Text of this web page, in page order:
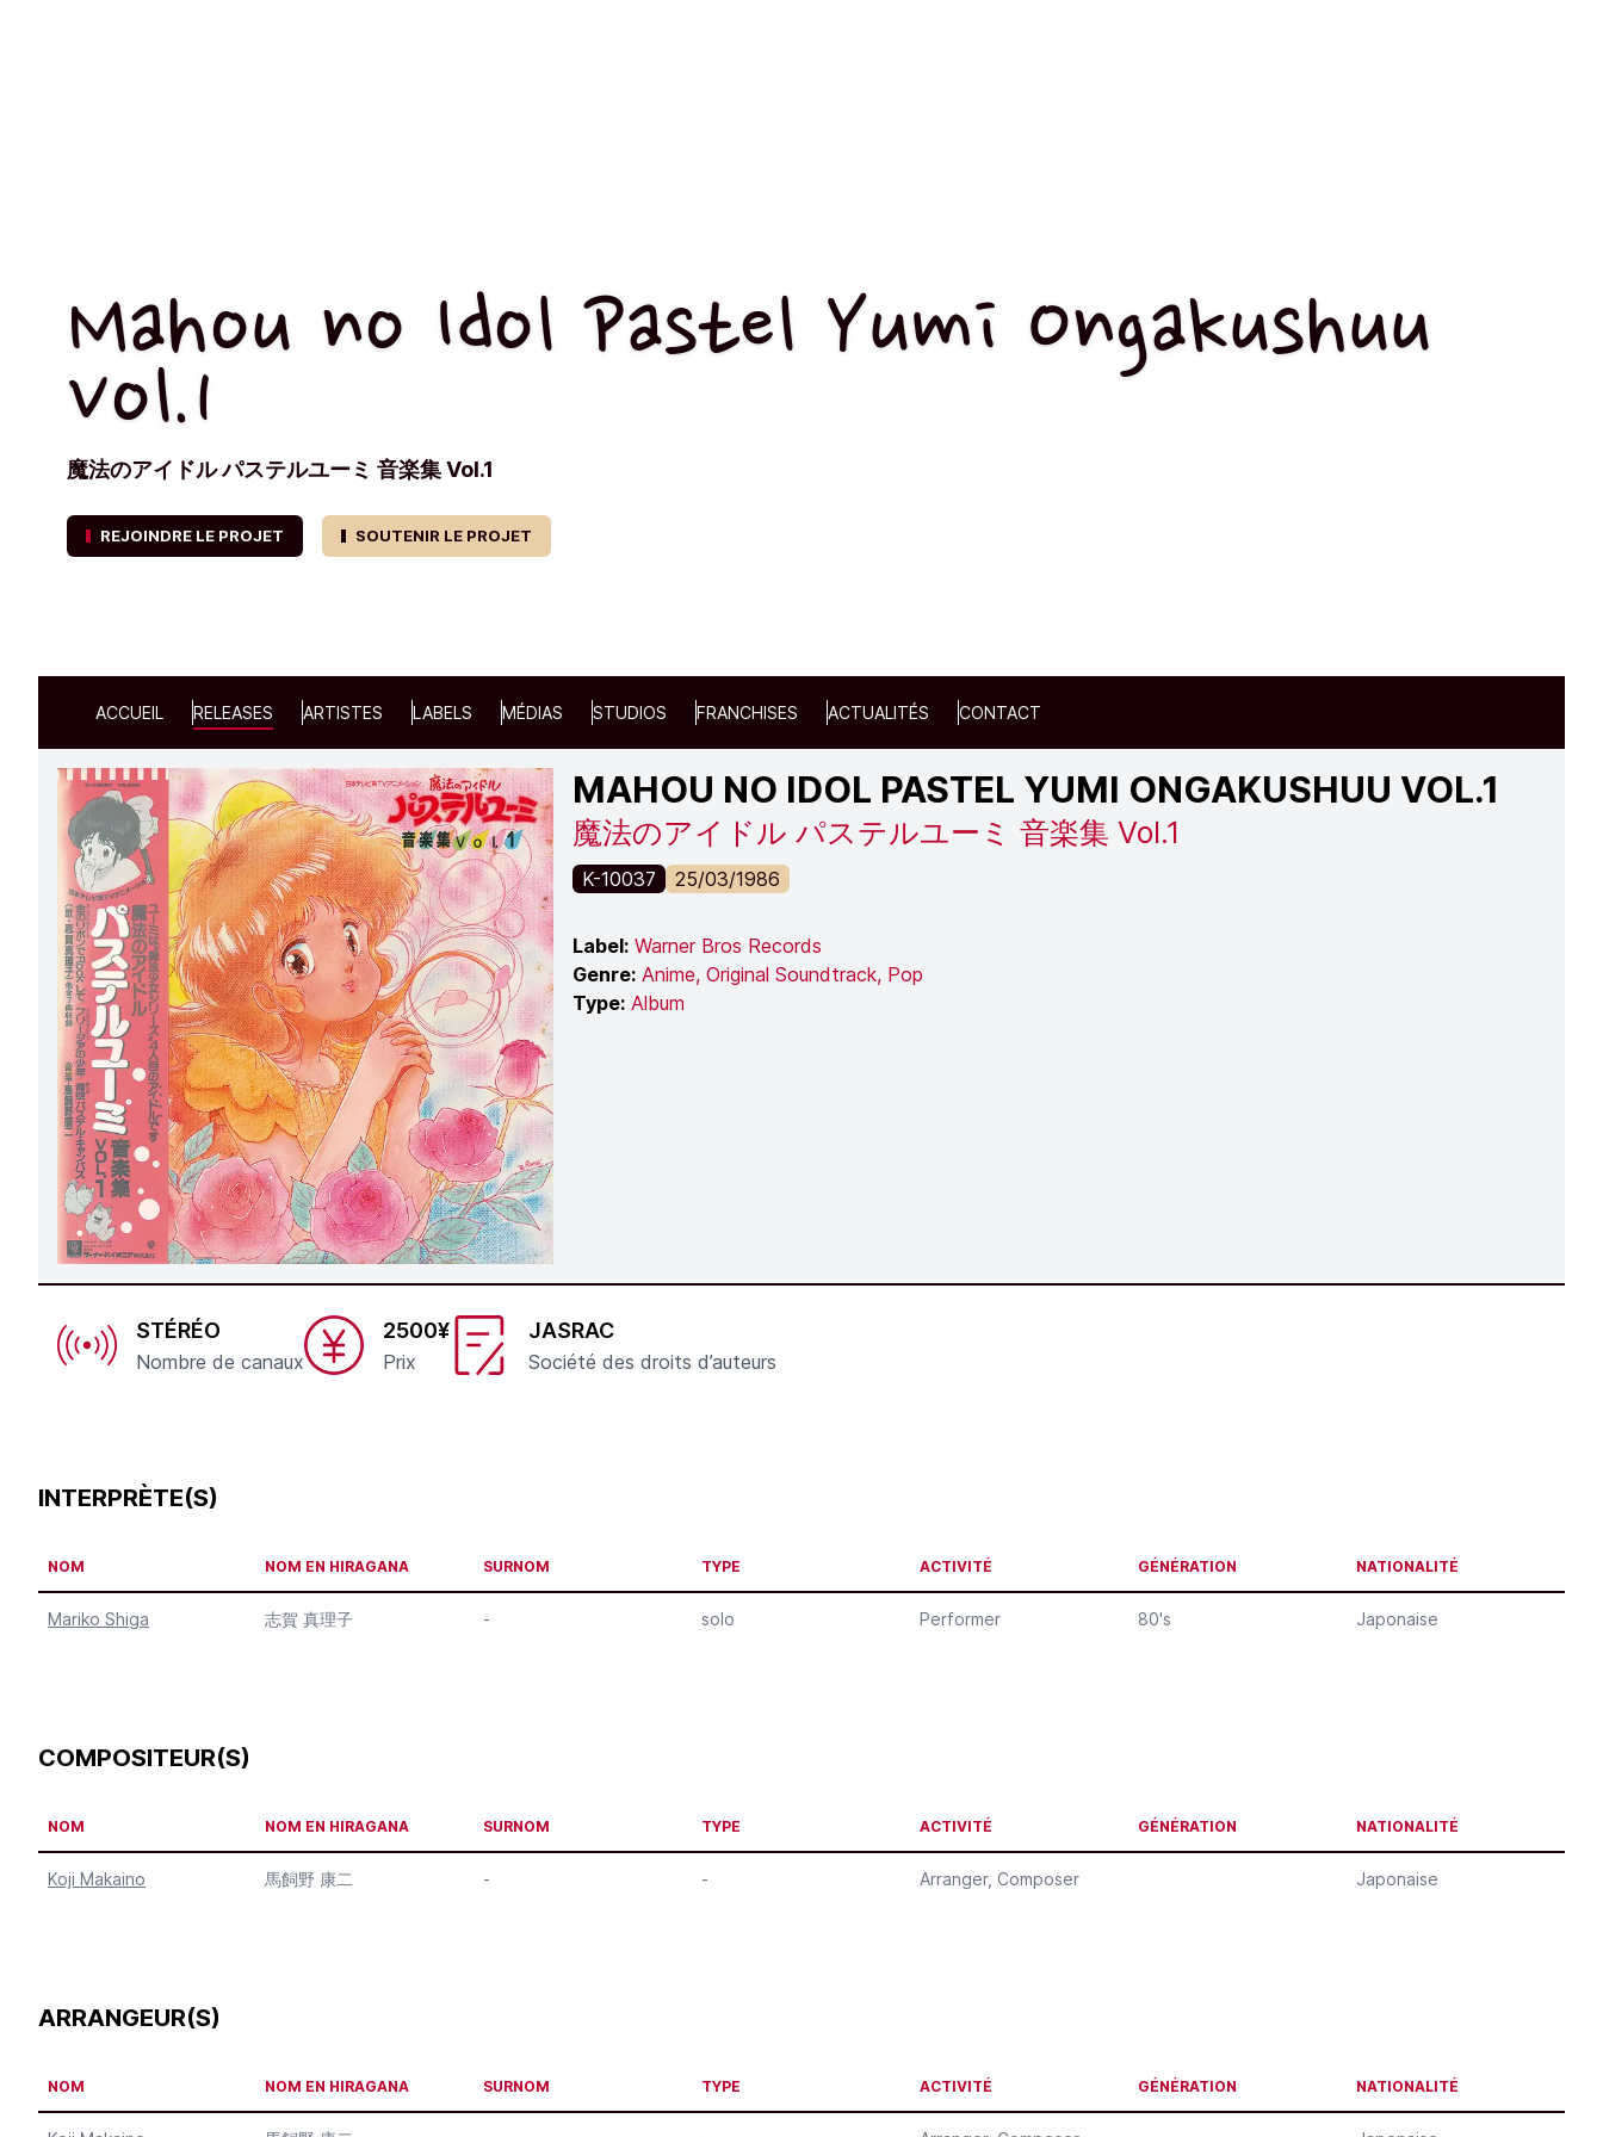
Mahou no Idol Pastel Yumi Ongakushuu
Vol.1
魔法のアイドル パステルユーミ 音楽集 Vol.1
REJOINDRE LE PROJET SOUTENIR LE PROJET
ACCUEIL RELEASES ARTISTES LABELS MÉDIAS STUDIOS FRANCHISES ACTUALITÉS CONTACT
MAHOU NO IDOL PASTEL YUMI ONGAKUSHUU VOL.1
魔法のアイドル パステルユーミ 音楽集 Vol.1
K-10037 25/03/1986
Label: Warner Bros Records
Genre: Anime, Original Soundtrack, Pop
Type: Album
STÉRÉO
Nombre de canaux
2500¥
Prix
JASRAC
Société des droits d’auteurs
INTERPRÈTE(S)
NOM NOM EN HIRAGANA SURNOM TYPE ACTIVITÉ GÉNÉRATION NATIONALITÉ
Mariko Shiga 志賀 真理子 - solo Performer 80's Japonaise
COMPOSITEUR(S)
NOM NOM EN HIRAGANA SURNOM TYPE ACTIVITÉ GÉNÉRATION NATIONALITÉ
Koji Makaino 馬飼野 康二 - - Arranger, Composer Japonaise
ARRANGEUR(S)
NOM NOM EN HIRAGANA SURNOM TYPE ACTIVITÉ GÉNÉRATION NATIONALITÉ